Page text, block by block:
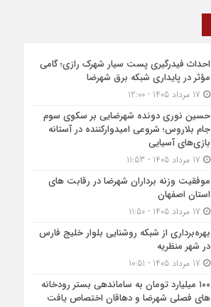
احداث فیدرگیری پست سیار شهرک رازی؛ گامی
مؤثر در پایداری شبکه برق شهرضا
حسین نوری دونده شهرضایی بر سکوی سوم
جام بلاروس؛ شروعی امیدوارکننده در آستانه
بازی‌های آسیایی
موفقیت وزنه برداران شهرضا در رقابت های
استان اصفهان
بهره‌برداری از شبکه روشنایی بلوار خلیج فارس
در شهر منظریه
۱۰۰ میلیارد تومان به ساماندهی بستر رودخانه
های فصلی شهرضا و دهاقان اختصاص یافت